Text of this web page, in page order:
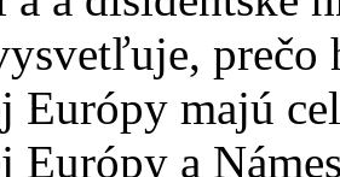
prečo
Európy majú
Európy a